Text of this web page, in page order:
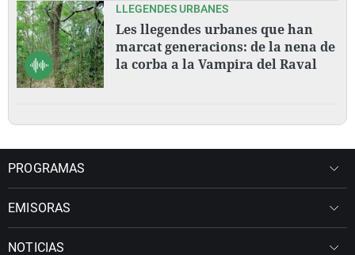
LLEGENDES URBANES
Les llegendes urbanes que han
marcat generacions: de la nena de
la corba a la Vampira del Raval
PROGRAMAS
EMISORAS
NOTICIAS